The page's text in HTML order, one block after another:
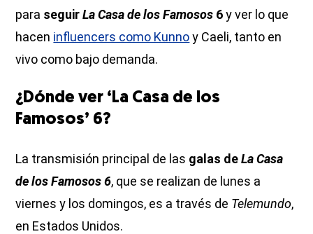
para seguirLa Casa de los Famosos 6y ver lo que
hacen influencers como Kunnoy Caeli, tanto en
vivo como bajo demanda.
¿Dónde ver ‘La Casa de los
Famosos’ 6?
La transmisión principal de las galas deLa Casa
de los Famosos 6, que se realizan de lunes a
viernes y los domingos, es a través de Telemundo,
en Estados Unidos.